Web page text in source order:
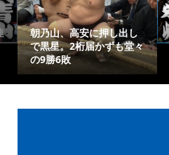
朝乃山、高安に押し出し
で黒星。2桁届かずも堂々
の9勝6敗